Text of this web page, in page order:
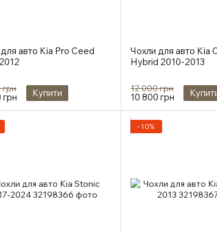
авто Kia Pro Ceed
грн
грн Купити
Чохли для авто Kia
Hybrid 2010-2013
12 000 грн
10 800 грн
−10%